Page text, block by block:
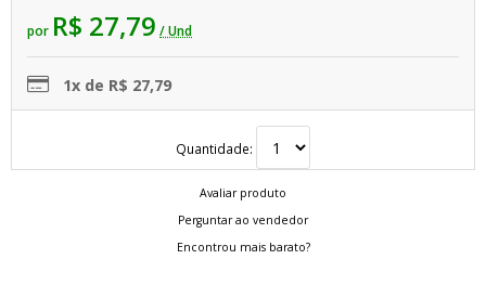
por R$ 27,79 / Und
1x de R$ 27,79
Quantidade:
Avaliar produto
Perguntar ao vendedor
Encontrou mais barato?